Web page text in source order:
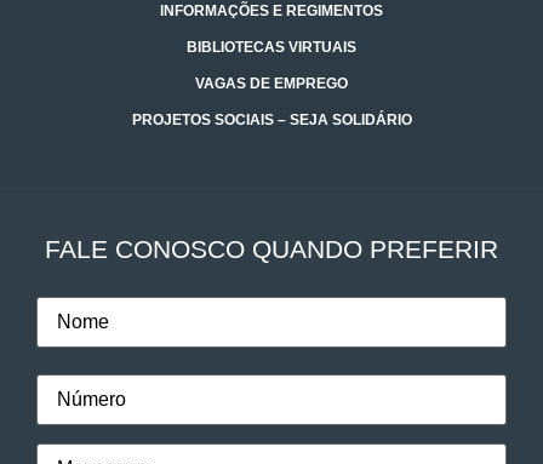
INFORMAÇÕES E REGIMENTOS
BIBLIOTECAS VIRTUAIS
VAGAS DE EMPREGO
PROJETOS SOCIAIS – SEJA SOLIDÁRIO
FALE CONOSCO QUANDO PREFERIR